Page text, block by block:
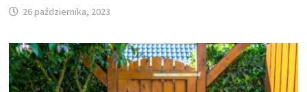
26 października, 2023